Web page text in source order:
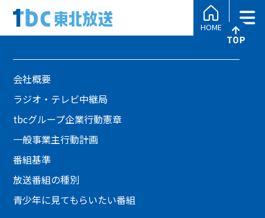
HOME
会社概要
ラジオ・テレビ中継局
tbcグループ企業行動憲章
一般事業主行動計画
番組基準
放送番組の種別
青少年に見てもらいたい番組